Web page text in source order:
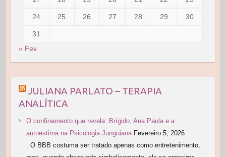
24 25 26 27 28 29 30
31
« Fev
JULIANA PARLATO – TERAPIA
ANALÍTICA
O confinamento que revela: Brígido, Ana Paula e a
autoestima na Psicologia Junguiana Fevereiro 5, 2026
O BBB costuma ser tratado apenas como entretenimento,